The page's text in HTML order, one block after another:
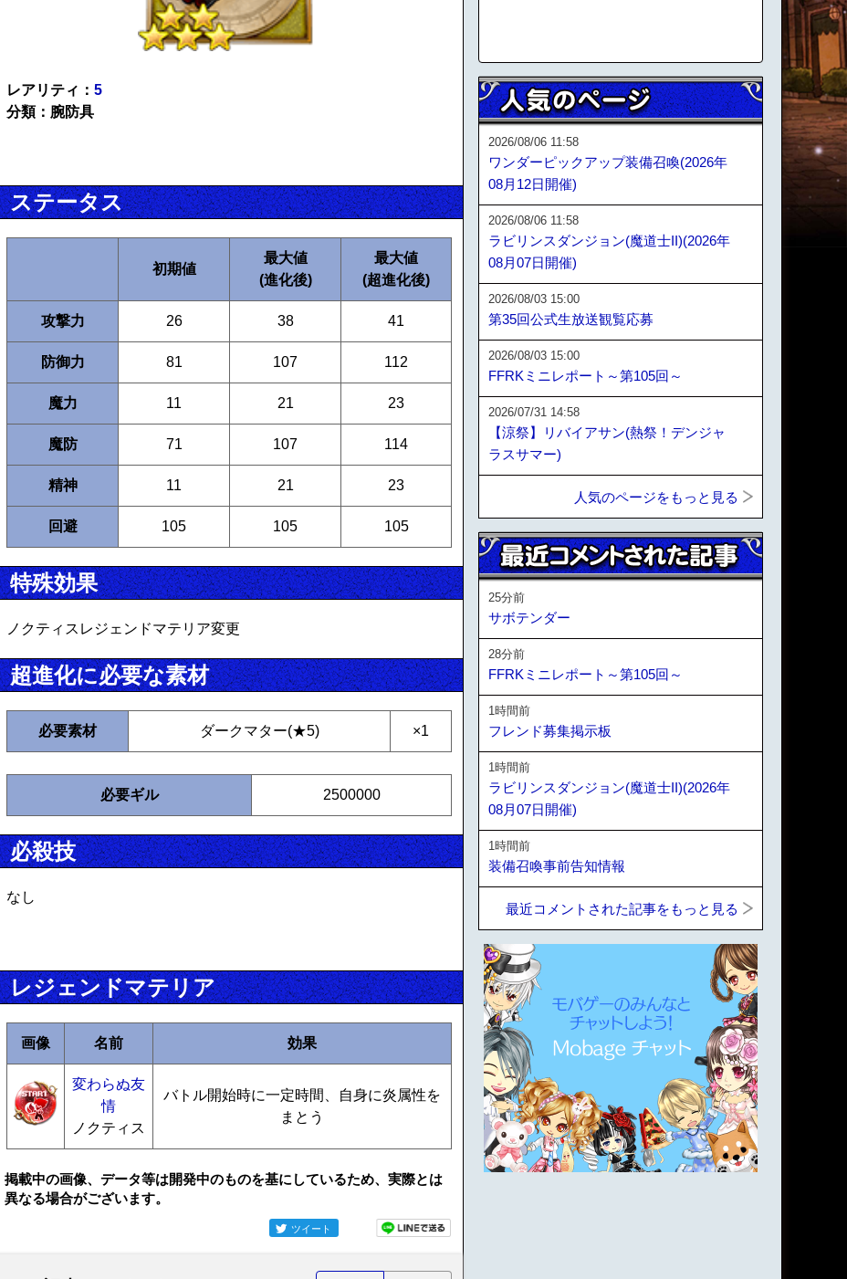
レアリティ： 5
分類：腕防具
ステータス
初期値
最大値
(進化後)
最大値
(超進化後)
攻撃力 26 38 41
防御力 81 107 112
魔力 11 21 23
魔防 71 107 114
精神 11 21 23
回避 105 105 105
特殊効果
ノクティスレジェンドマテリア変更
超進化に必要な素材
必要素材 ダークマター(★5) ×1
必要ギル 2500000
必殺技
なし
レジェンドマテリア
画像 名前 効果
変わらぬ友
情
ノクティス
バトル開始時に一定時間、自身に炎属性を
まとう
掲載中の画像、データ等は開発中のものを基にしているため、実際とは
異なる場合がございます。
ツイート
2026/08/06 11:58
ワンダーピックアップ装備召喚(2026年
08月12日開催)
2026/08/06 11:58
ラビリンスダンジョン(魔道士II)(2026年
08月07日開催)
2026/08/03 15:00
第35回公式生放送観覧応募
2026/08/03 15:00
FFRKミニレポート～第105回～
2026/07/31 14:58
【涼祭】リバイアサン(熱祭！デンジャ
ラスサマー)
人気のページをもっと見る
25分前
サボテンダー
28分前
FFRKミニレポート～第105回～
1時間前
フレンド募集掲示板
1時間前
ラビリンスダンジョン(魔道士II)(2026年
08月07日開催)
1時間前
装備召喚事前告知情報
最近コメントされた記事をもっと見る